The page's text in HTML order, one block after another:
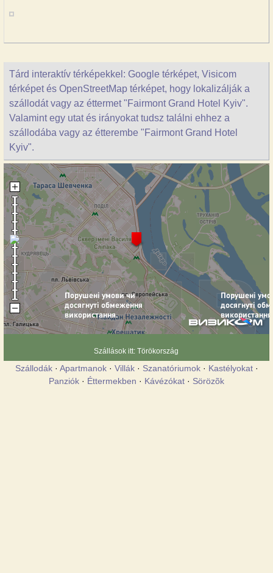
Tárd interaktív térképekkel: Google térképet, Visicom
térképet és OpenStreetMap térképet, hogy lokalizálják a
szállodát vagy az éttermet "Fairmont Grand Hotel Kyiv".
Valamint egy utat és irányokat tudsz találni ehhez a
szállodába vagy az étterembe "Fairmont Grand Hotel
Kyiv".
Szállások itt: Törökország
Szállodák· Apartmanok· Villák· Szanatóriumok· Kastélyokat·
Panziók · Éttermekben · Kávézókat · Sörözõk